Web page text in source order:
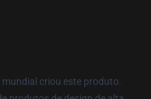
criou este produto.